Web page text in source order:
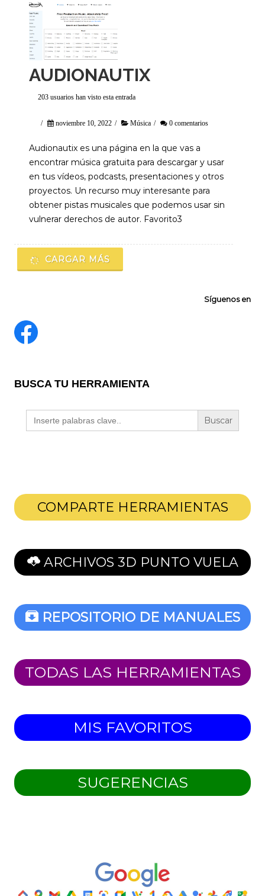
AUDIONAUTIX
203 usuarios han visto esta entrada
/ noviembre 10, 2022 / Música / 0 comentarios
Audionautix es una página en la que vas a
encontrar música gratuita para descargar y usar
en tus vídeos, podcasts, presentaciones y otros
proyectos. Un recurso muy interesante para
obtener pistas musicales que podemos usar sin
vulnerar derechos de autor. Favorito3
CARGAR MÁS
Síguenos en
BUSCA TU HERRAMIENTA
Buscar:
COMPARTE HERRAMIENTAS
ARCHIVOS 3D PUNTO VUELA
REPOSITORIO DE MANUALES
TODAS LAS HERRAMIENTAS
MIS FAVORITOS
SUGERENCIAS